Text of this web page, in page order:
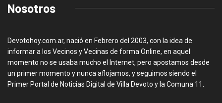
Nosotros
Devotohoy.com.ar, nació en Febrero del 2003, con la idea de
informar a los Vecinos y Vecinas de forma Online, en aquel
momento no se usaba mucho el Internet, pero apostamos desde
un primer momento y nunca aflojamos, y seguimos siendo el
Primer Portal de Noticias Digital de Villa Devoto y la Comuna 11.